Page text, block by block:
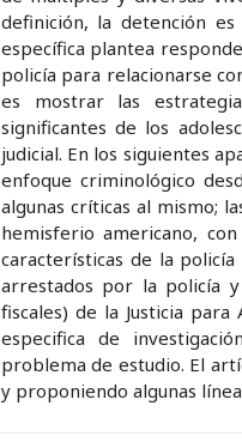
definición, la detención
específica plantea
policía para relacionarse
es mostrar las
significantes de los
judicial. En los siguientes
enfoque criminológico
algunas críticas al mismo;
hemisferio americano,
características de la
arrestados por la policía
fiscales) de la Justicia
especifica de
problema de estudio. El
y proponiendo algunas